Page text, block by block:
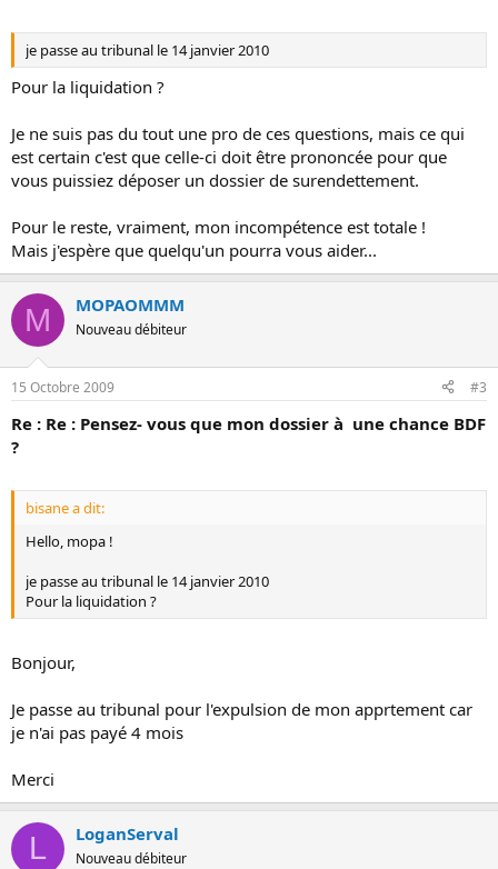
je passe au tribunal le 14 janvier 2010
Pour la liquidation ?
Je ne suis pas du tout une pro de ces questions, mais ce qui
est certain c'est que celle-ci doit être prononcée pour que
vous puissiez déposer un dossier de surendettement.
Pour le reste, vraiment, mon incompétence est totale !
Mais j'espère que quelqu'un pourra vous aider...
M MOPAOMMM
Nouveau débiteur
15 Octobre 2009 #3
Re : Re : Pensez- vous que mon dossier à une chance BDF
?
bisane a dit:
Hello, mopa !
je passe au tribunal le 14 janvier 2010
Pour la liquidation ?
Bonjour,
Je passe au tribunal pour l'expulsion de mon apprtement car
je n'ai pas payé 4 mois
Merci
L LoganServal
Nouveau débiteur